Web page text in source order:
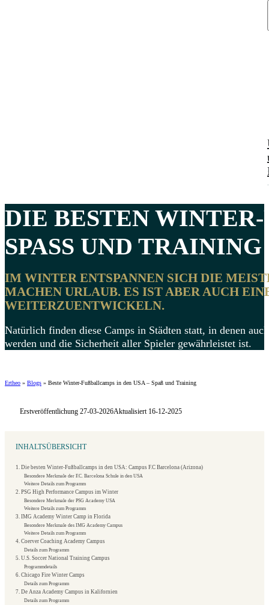
DIE BESTEN WINTER-
SPASS UND TRAINING
IM WINTER ENTSPANNEN SICH DIE
MACHEN URLAUB. ES IST ABER AUCH
WEITERZUENTWICKELN.
Natürlich finden diese Camps in Städten statt, in denen
werden und die Sicherheit aller Spieler gewährleistet ist.
Ertheo » Blogs » Beste Winter-Fußballcamps in den USA – Spaß und Training
Erstveröffentlichung 27-03-2026Aktualisiert 16-12-2025
INHALTSÜBERSICHT
1. Die besten Winter-Fußballcamps in den USA: Campus F.C Barcelona (Arizona)
Besondere Merkmale der F.C. Barcelona Schule in den USA
Weitere Details zum Programm
2. PSG High Performance Campus im Winter
Besondere Merkmale der PSG Academy USA
Weitere Details zum Programm
3. IMG Academy Winter Camp in Florida
Besondere Merkmale des IMG Academy Campus
Weitere Details zum Programm
4. Coerver Coaching Academy Campus
Details zum Programm
5. U.S. Soccer National Training Campus
Programmdetails
6. Chicago Fire Winter Camps
Details zum Programm
7. De Anza Academy Campus in Kalifornien
Details zum Programm